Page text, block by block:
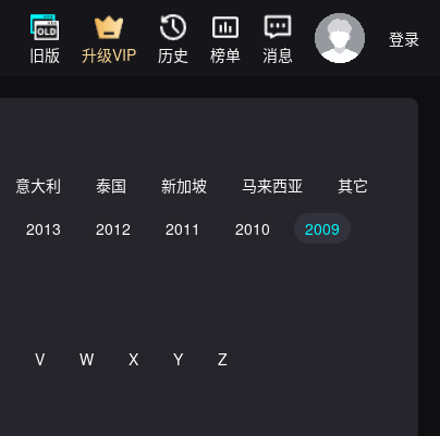
旧版 升级VIP 历史 榜单 消息
登录
意大利 泰国 新加坡 马来西亚
其它
2013 2012 2011 2010
2009
V W X Y
Z